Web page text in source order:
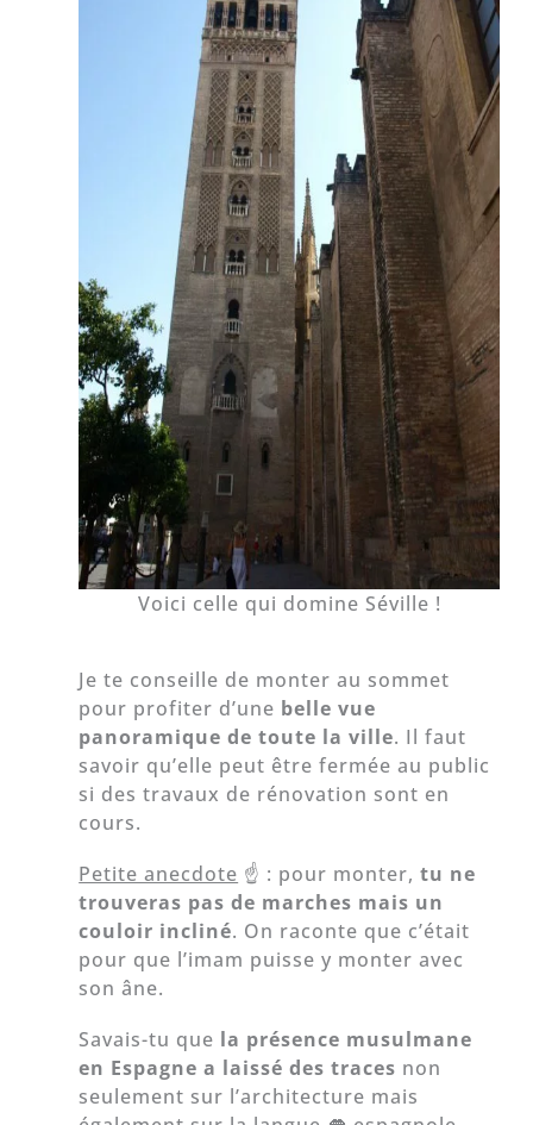
Voici celle qui domine Séville !
Je te conseille de monter au sommet
pour profiter d’une belle vue
panoramique de toute la ville. Il faut
savoir qu’elle peut être fermée au public
si des travaux de rénovation sont en
cours.
Petite anecdote ☝️ : pour monter,tu ne
trouveras pas de marches mais un
couloir incliné. On raconte que c’était
pour que l’imam puisse y monter avec
son âne.
Savais-tu que la présence musulmane
en Espagne a laissé des traces non
seulement sur l’architecture mais